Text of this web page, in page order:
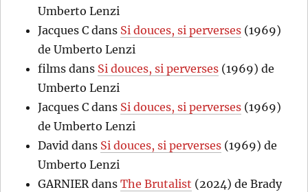
Umberto Lenzi
Jacques C dans Si douces, si perverses (1969)
de Umberto Lenzi
films dans Si douces, si perverses (1969) de
Umberto Lenzi
Jacques C dans Si douces, si perverses (1969)
de Umberto Lenzi
David dans Si douces, si perverses (1969) de
Umberto Lenzi
GARNIERdansThe Brutalist (2024) de Brady